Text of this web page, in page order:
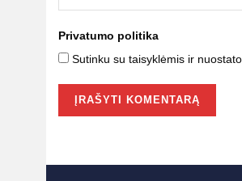
Privatumo politika
Sutinku su taisyklėmis ir